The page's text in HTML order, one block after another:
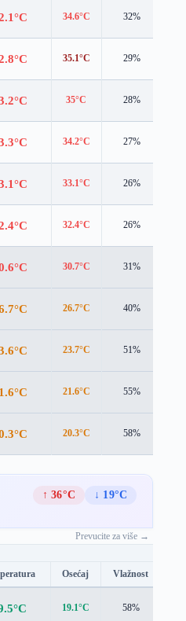
34.6°C 32%
35.1°C 29%
35°C 28%
34.2°C 27%
33.1°C 26%
32.4°C 26%
30.7°C 31%
26.7°C 40%
23.7°C 51%
21.6°C 55%
20.3°C 58%
↑ 36°C
↓ 19°C
Prevucite za više →
Osećaj Vlažnost
19.1°C 58%